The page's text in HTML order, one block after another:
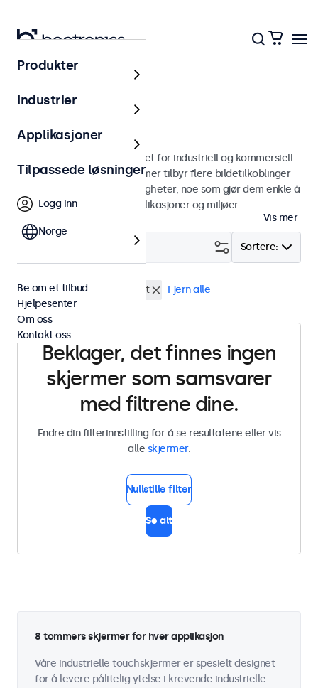
Skjermer
8 tommers skjermer
8 tommers skjermer designet for industriell og kommersiell
bruk. Våre 8 tommers skjermer tilbyr flere bildetilkoblinger
og allsidige monteringsmuligheter, noe som gjør dem enkle å
sømløst integrere i alle applikasjoner og miljøer.
Vis mer
Sortere:
8" skjermer Panel montert Fjern alle
Beklager, det finnes ingen
skjermer som samsvarer
med filtrene dine.
Endre din filterinnstilling for å se resultatene eller vis
alle skjermer.
Nullstille filter
Se alt
8 tommers skjermer for hver applikasjon
Våre industrielle touchskjermer er spesielt designet
for å levere pålitelig ytelse i krevende industrielle
Produkter
Industrier
Applikasjoner
Tilpassede løsninger
Logg inn
Norge
Be om et tilbud
Hjelpesenter
Om oss
Kontakt oss